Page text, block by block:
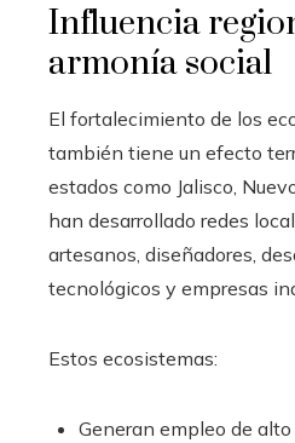
Influencia
armonía social
El fortalecimiento de los
también tiene un efecto
estados como Jalisco,
han desarrollado redes
artesanos, diseñadores,
tecnológicos y empresas
Estos ecosistemas:
Generan empleo de alto